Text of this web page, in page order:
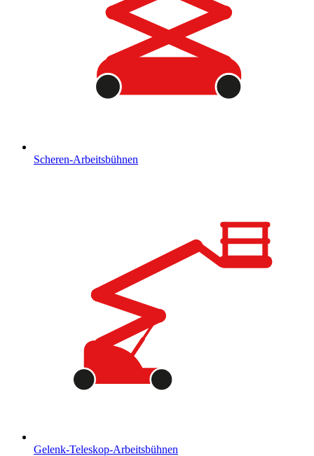
Scheren-Arbeitsbühnen
Gelenk-Teleskop-Arbeitsbühnen